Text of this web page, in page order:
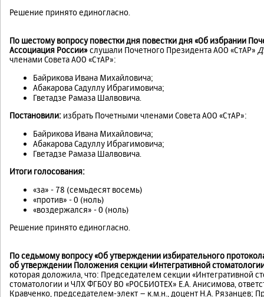
Решение принято единогласно.
По шестому вопросу повестки дня повестки дня «Об избрании
Ассоциация России»слушали Почетного Президента АОО «СтАР»
членами Совета АОО «СтАР»:
Байрикова Ивана Михайловича;
Абакарова Садуллу Ибрагимовича;
Гветадзе Рамаза Шалвовича.
Постановили: избрать Почетными членами Совета АОО «СтАР»:
Байрикова Ивана Михайловича;
Абакарова Садуллу Ибрагимовича;
Гветадзе Рамаза Шалвовича.
Итоги голосования:
«за» - 78 (семьдесят восемь)
«против» - 0 (ноль)
«воздержался» - 0 (ноль)
Решение принято единогласно.
По седьмому вопросу «Об утверждении избирательного
об утверждении Положения секции «Интегративной
которая доложила, что: Председателем секции «Интегративной
стоматологии и ЧЛХ ФГБОУ ВО «РОСБИОТЕХ» Е.А. Анисимова,
Кравченко, председателем-элект – к.м.н., доцент Н.А. Рязанцев;